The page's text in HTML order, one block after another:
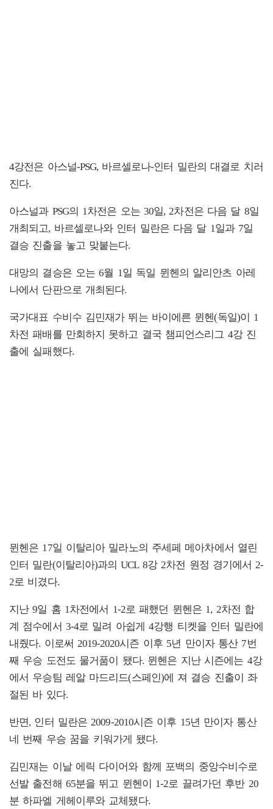
4강전은 아스널-PSG, 바르셀로나-인터 밀란의 대결로 치러
진다.
아스널과 PSG의 1차전은 오는 30일, 2차전은 다음 달 8일
개최되고, 바르셀로나와 인터 밀란은 다음 달 1일과 7일
결승 진출을 놓고 맞붙는다.
대망의 결승은 오는 6월 1일 독일 뮌헨의 알리안츠 아레
나에서 단판으로 개최된다.
국가대표 수비수 김민재가 뛰는 바이에른 뮌헨(독일)이 1
차전 패배를 만회하지 못하고 결국 챔피언스리그 4강 진
출에 실패했다.
뮌헨은 17일 이탈리아 밀라노의 주세페 메아차에서 열린
인터 밀란(이탈리아)과의 UCL 8강 2차전 원정 경기에서 2-
2로 비겼다.
지난 9일 홈 1차전에서 1-2로 패했던 뮌헨은 1, 2차전 합
계 점수에서 3-4로 밀려 아쉽게 4강행 티켓을 인터 밀란에
내줬다. 이로써 2019-2020시즌 이후 5년 만이자 통산 7번
째 우승 도전도 물거품이 됐다. 뮌헨은 지난 시즌에는 4강
에서 우승팀 레알 마드리드(스페인)에 져 결승 진출이 좌
절된 바 있다.
반면, 인터 밀란은 2009-2010시즌 이후 15년 만이자 통산
네 번째 우승 꿈을 키워가게 됐다.
김민재는 이날 에릭 다이어와 함께 포백의 중앙수비수로
선발 출전해 65분을 뛰고 뮌헨이 1-2로 끌려가던 후반 20
분 하파엘 게헤이루와 교체됐다.